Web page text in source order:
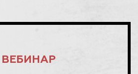
ВЕБИНАР